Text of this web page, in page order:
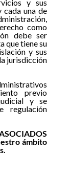
y sus
cada una de
como
debe ser
que tiene su
y sus
jurisdicción
previo
y se
regulación
ámbito